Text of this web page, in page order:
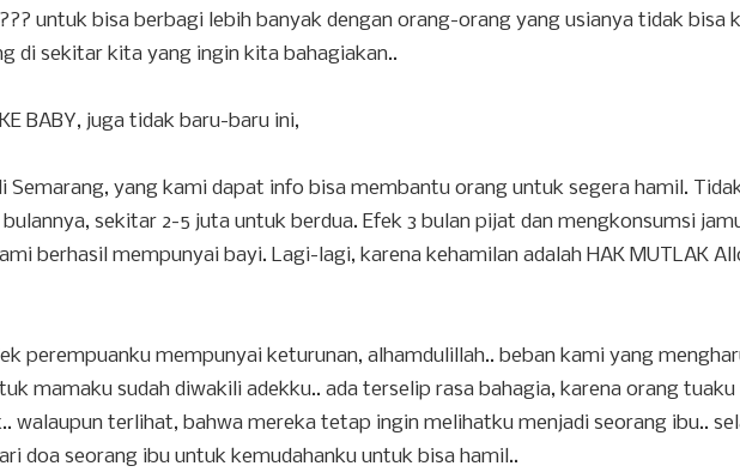
untuk bisa berbagi lebih banyak dengan orang-orang yang usianya tidak bisa
di sekitar kita yang ingin kita bahagiakan..
BABY, juga tidak baru-baru ini,
Semarang, yang kami dapat info bisa membantu orang untuk segera hamil.
sekitar 2-5 juta untuk berdua. Efek 3 bulan pijat dan mengkonsumsi
berhasil mempunyai bayi. Lagi-lagi, karena kehamilan adalah HAK MUTLAK
perempuanku mempunyai keturunan, alhamdulillah.. beban kami yang
mamaku sudah diwakili adekku.. ada terselip rasa bahagia, karena orang tuaku
walaupun terlihat, bahwa mereka tetap ingin melihatku menjadi seorang ibu..
doa seorang ibu untuk kemudahanku untuk bisa hamil..